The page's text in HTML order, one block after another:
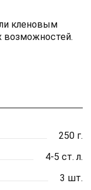
кленовым
возможностей.
250 г.
4-5 ст. л.
3 шт.